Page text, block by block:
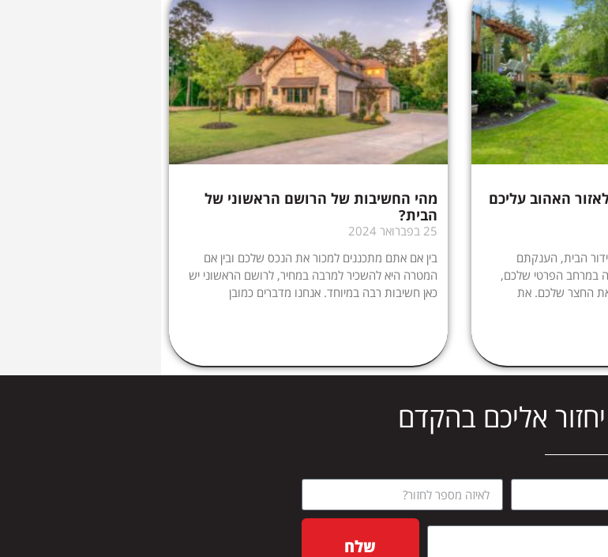
האהוב עליכם
הבית, הענקתם
במרחב הפרטי שלכם,
את החצר שלכם. את
מהי החשיבות של הרושם הראשוני של
הבית?
25 בפברואר 2024
בין אם אתם מתכננים למכור את הנכס שלכם ובין אם
המטרה היא להשכיר למרבה במחיר, לרושם הראשוני יש
כאן חשיבות רבה במיוחד. אנחנו מדברים כמובן
אליכם בהקדם
שלח